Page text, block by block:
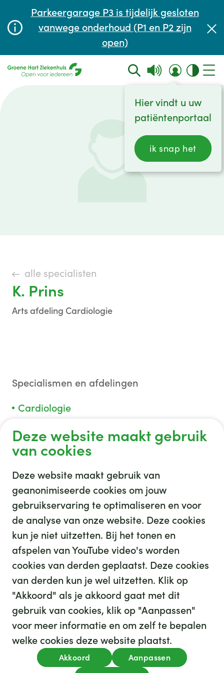
Parkeergarage P3 is tijdelijk gesloten
vanwege onderhoud (P1 en P2 zijn
open)
Hier vindt u uw
patiëntenportaal
ik snap het
Wachttijden
alle specialisten
K. Prins
Arts afdeling Cardiologie
Specialismen en afdelingen
Cardiologie
Deze website maakt gebruik
van cookies
Deze website maakt gebruik van
geanonimiseerde cookies om jouw
gebruikservaring te optimaliseren en voor
de analyse van onze website. Deze cookies
kun je niet uitzetten. Bij het tonen en
afspelen van YouTube video's worden
cookies van derden geplaatst. Deze cookies
van derden kun je wel uitzetten. Klik op
"Akkoord" als je akkoord gaat met dit
gebruik van cookies, klik op "Aanpassen"
voor meer informatie en om zelf te bepalen
welke cookies deze website plaatst.
Akkoord
Aanpassen
GHZ
We hebben 35 leuke banen voor je
Kijk op werkenbijghz.nl
Privacy
Algemene voorwaarden